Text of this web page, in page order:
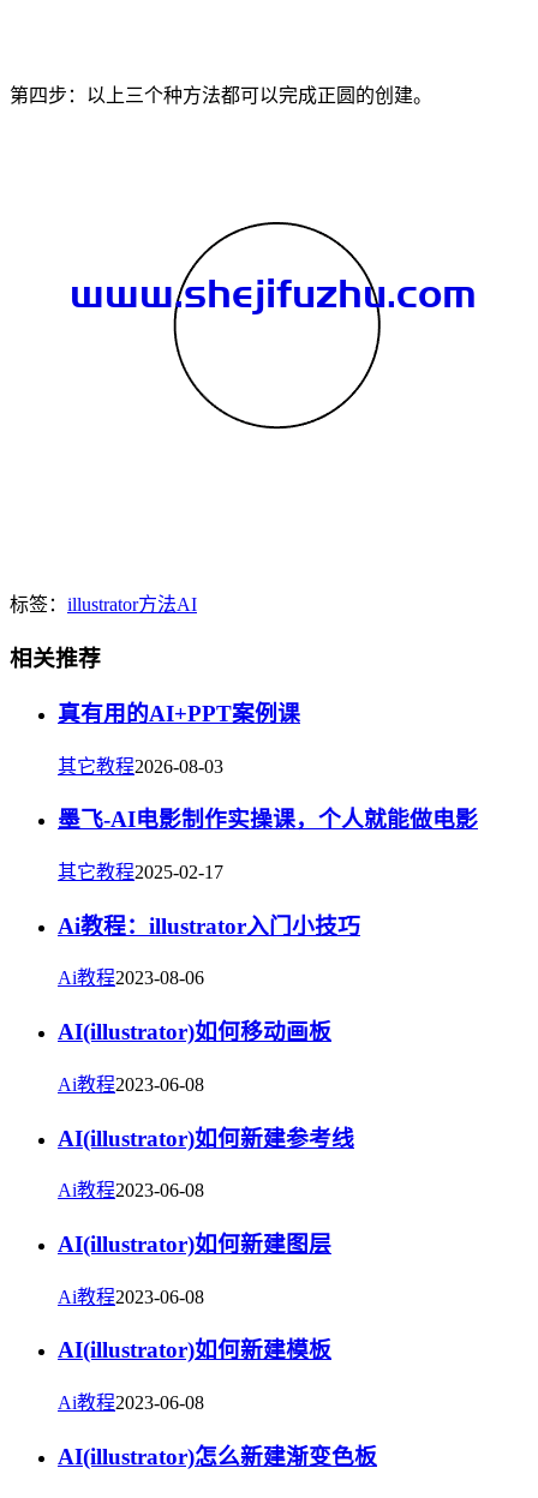
第四步：以上三个种方法都可以完成正圆的创建。
标签： illustrator方法AI
相关推荐
真有用的AI+PPT案例课
其它教程2026-08-03
墨飞-AI电影制作实操课，个人就能做电影
其它教程2025-02-17
Ai教程：illustrator入门小技巧
Ai教程2023-08-06
AI(illustrator)如何移动画板
Ai教程2023-06-08
AI(illustrator)如何新建参考线
Ai教程2023-06-08
AI(illustrator)如何新建图层
Ai教程2023-06-08
AI(illustrator)如何新建模板
Ai教程2023-06-08
AI(illustrator)怎么新建渐变色板